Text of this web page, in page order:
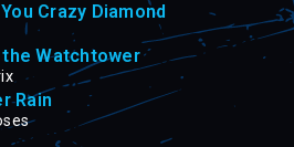
Crazy Diamond
Watchtower
Rain